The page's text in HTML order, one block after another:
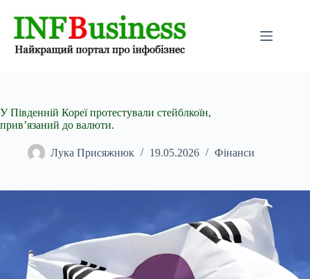
У Південній Кореї протестували стейблкоїн,
прив’язаний до валюти.
Лука Присяжнюк 19.05.2026 Фінанси